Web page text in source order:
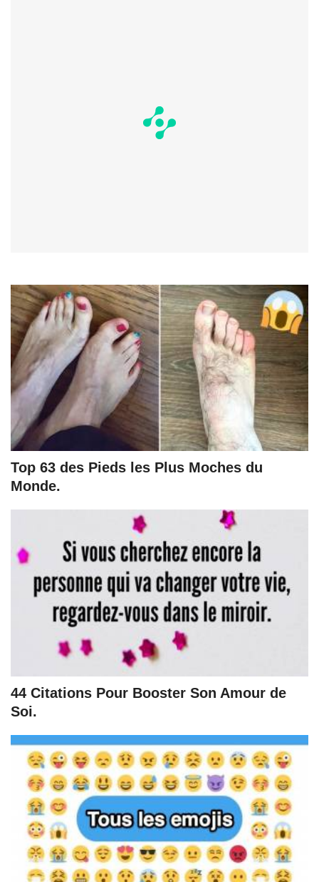
Top 63 des Pieds les Plus Moches du
Monde.
44 Citations Pour Booster Son Amour de
Soi.